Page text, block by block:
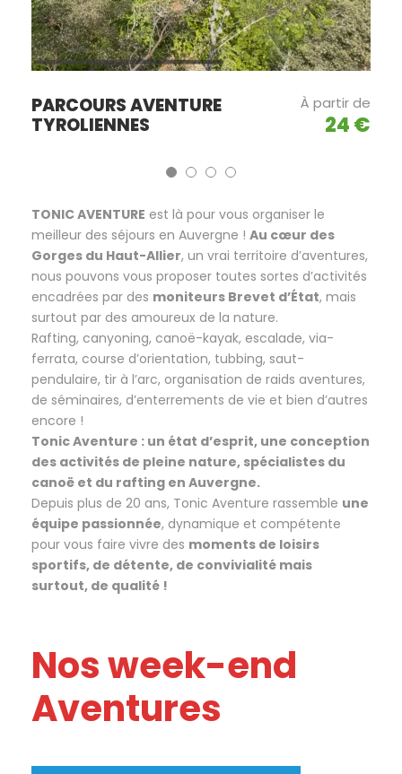
PARCOURS AVENTURE
TYROLIENNES
À partir de
24 €
TONIC AVENTURE est là pour vous organiser le
meilleur des séjours en Auvergne ! Au cœur des
Gorges du Haut-Allier, un vrai territoire d’aventures,
nous pouvons vous proposer toutes sortes d’activités
encadrées par des moniteurs Brevet d’État, mais
surtout par des amoureux de la nature.
Rafting, canyoning, canoë-kayak, escalade, via-
ferrata, course d’orientation, tubbing, saut-
pendulaire, tir à l’arc, organisation de raids aventures,
de séminaires, d’enterrements de vie et bien d’autres
encore !
Tonic Aventure : un état d’esprit, une conception
des activités de pleine nature, spécialistes du
canoë et du rafting en Auvergne.
Depuis plus de 20 ans, Tonic Aventure rassemble une
équipe passionnée, dynamique et compétente
pour vous faire vivre des moments de loisirs
sportifs, de détente, de convivialité mais
surtout, de qualité !
Nos week-end
Aventures